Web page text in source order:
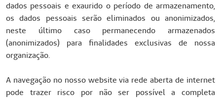
dados pessoais e exaurido o período de armazenamento,
os dados pessoais serão eliminados ou anonimizados,
neste último caso permanecendo armazenados
(anonimizados) para finalidades exclusivas de nossa
organização.
A navegação no nosso website via rede aberta de internet
pode trazer risco por não ser possível a completa